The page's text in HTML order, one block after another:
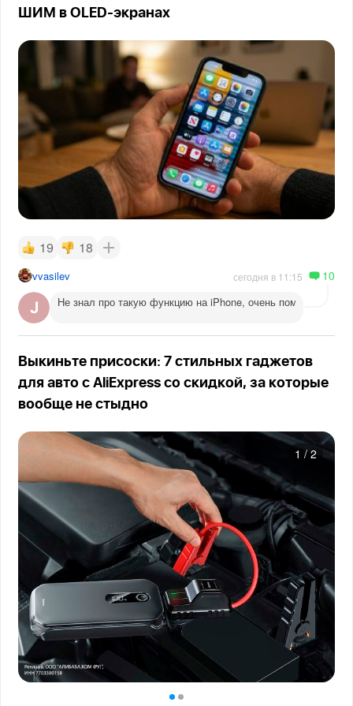
ШИМ в OLED-экранах
19 18
vvasilev сегодня в 11:15 10
Не знал про такую функцию на iPhone, очень помогает
Выкиньте присоски: 7 стильных гаджетов
для авто с AliExpress со скидкой, за которые
вообще не стыдно
1 / 2